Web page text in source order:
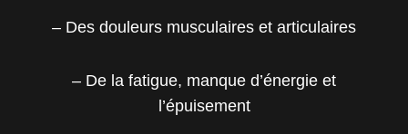
– Des douleurs musculaires et articulaires
– De la fatigue, manque d’énergie et
l’épuisement